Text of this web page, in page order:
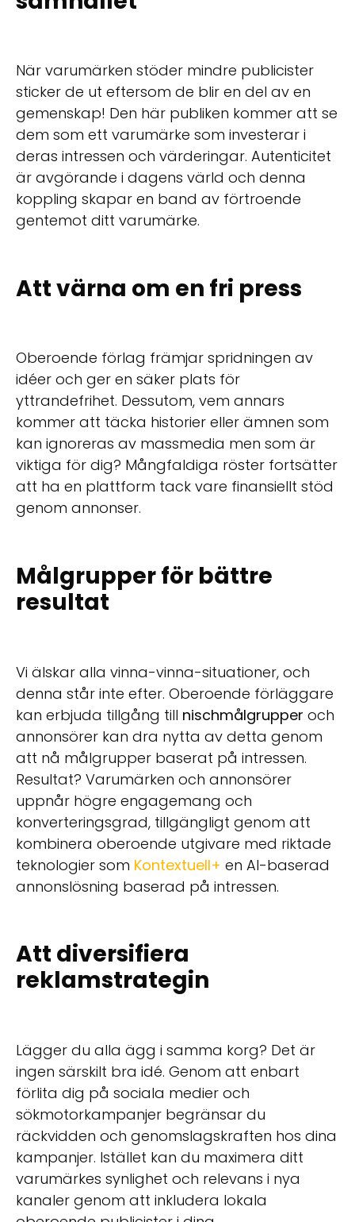
När varumärken stöder mindre publicister
sticker de ut eftersom de blir en del av en
gemenskap! Den här publiken kommer att se
dem som ett varumärke som investerar i
deras intressen och värderingar. Autenticitet
är avgörande i dagens värld och denna
koppling skapar en band av förtroende
gentemot ditt varumärke.
Att värna om en fri press
Oberoende förlag främjar spridningen av
idéer och ger en säker plats för
yttrandefrihet. Dessutom, vem annars
kommer att täcka historier eller ämnen som
kan ignoreras av massmedia men som är
viktiga för dig? Mångfaldiga röster fortsätter
att ha en plattform tack vare finansiellt stöd
genom annonser.
Målgrupper för bättre
resultat
Vi älskar alla vinna-vinna-situationer, och
denna står inte efter. Oberoende förläggare
kan erbjuda tillgång till nischmålgrupper och
annonsörer kan dra nytta av detta genom
att nå målgrupper baserat på intressen.
Resultat? Varumärken och annonsörer
uppnår högre engagemang och
konverteringsgrad, tillgängligt genom att
kombinera oberoende utgivare med riktade
teknologier som Kontextuell+ en AI-baserad
annonslösning baserad på intressen.
Att diversifiera
reklamstrategin
Lägger du alla ägg i samma korg? Det är
ingen särskilt bra idé. Genom att enbart
förlita dig på sociala medier och
sökmotorkampanjer begränsar du
räckvidden och genomslagskraften hos dina
kampanjer. Istället kan du maximera ditt
varumärkes synlighet och relevans i nya
kanaler genom att inkludera lokala